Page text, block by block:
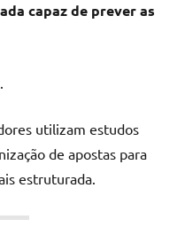
capaz de prever as
utilizam estudos
de apostas para
estruturada.